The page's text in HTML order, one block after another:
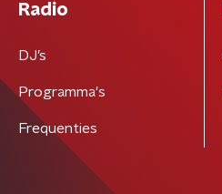
Radio
DJ’s
Programma's
Frequenties